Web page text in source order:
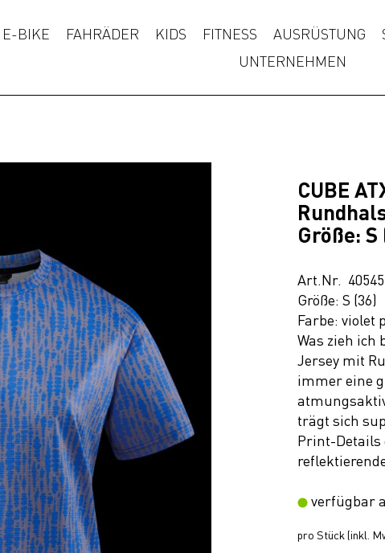
E-BIKE FAHRÄDER KIDS FITNESS AUSRÜSTUNG
UNTERNEHMEN
CUBE
Größe: S
Art.Nr.
Größe: S (36)
Farbe: violet
Was zieh ich
Jersey mit
immer eine
trägt sich
Print-Details
verfügbar
pro Stück (inkl.